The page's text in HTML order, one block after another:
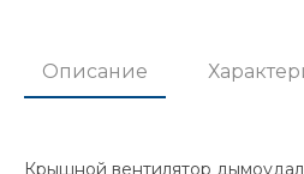
Описание
Крышной вентилятор